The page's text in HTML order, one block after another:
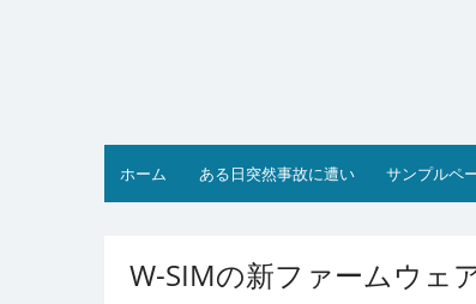
ホーム ある日突然事故に遭い サンプルペ
W-SIMの新ファームウェ